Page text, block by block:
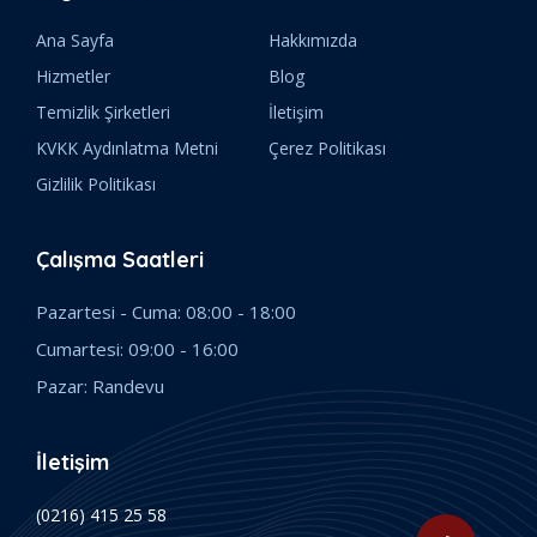
Ana Sayfa
Hakkımızda
Hizmetler
Blog
Temizlik Şirketleri
İletişim
KVKK Aydınlatma Metni
Çerez Politikası
Gizlilik Politikası
Çalışma Saatleri
Pazartesi - Cuma: 08:00 - 18:00
Cumartesi: 09:00 - 16:00
Pazar: Randevu
İletişim
(0216) 415 25 58